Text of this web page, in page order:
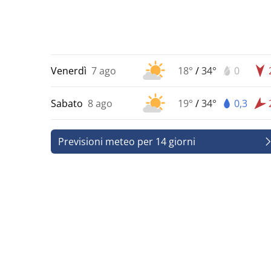
Venerdì 7 ago 18° /34° 0
Sabato 8 ago 19° /34° 0,3
Previsioni meteo per 14 giorni